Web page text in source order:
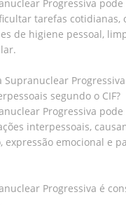
Progressiva
tarefas cotidianas,
de higiene pessoal,
Supranuclear
segundo o CIF?
Progressiva
interpessoais,
expressão emocional e
Progressiva é